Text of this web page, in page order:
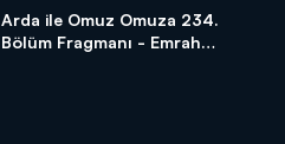
Arda ile Omuz Omuza 234.
Bölüm Fragmanı - Emrah